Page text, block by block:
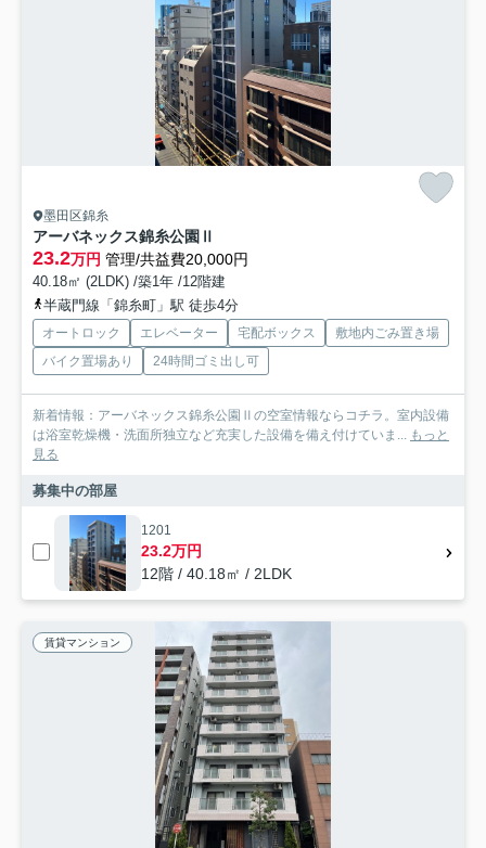
墨田区錦糸
アーバネックス錦糸公園Ⅱ
23.2万円 管理/共益費20,000円
40.18㎡ (2LDK) /築1年 /12階建
半蔵門線「錦糸町」駅 徒歩4分
オートロック エレベーター 宅配ボックス
敷地内ごみ置き場
バイク置場あり
24時間ゴミ出し可
新着情報：アーバネックス錦糸公園Ⅱの空室情報ならコチラ。室内設備
は浴室乾燥機・洗面所独立など充実した設備を備え付けていま...
もっと
見る
募集中の部屋
1201
23.2万円
12階 / 40.18㎡ / 2LDK
賃貸マンション